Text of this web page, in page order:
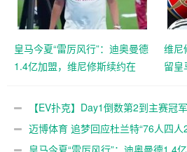
皇马今夏“雷厉风行”：迪奥曼德
1.4亿加盟，维尼修斯续约在
空，大发体育助力你的致富之
路！【EV扑克官网】
维尼
留皇
致富
【EV扑克】Day1倒数第2到主赛冠
1000万刀！【EV扑克官网】
迈博体育 追梦回应杜兰特“76人四
得分，但别拿他和詹姆斯作比较【EV扑
皇马今夏“雷厉风行”：迪奥曼德1.4